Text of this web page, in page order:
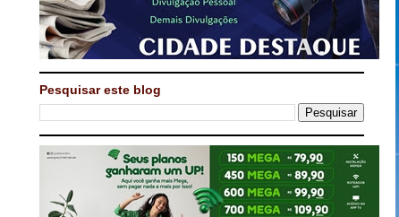
Pesquisar este blog